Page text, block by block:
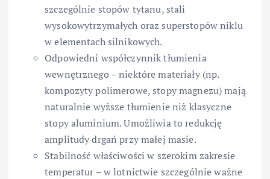
szczególnie stopów tytanu, stali
wysokowytrzymałych oraz superstopów niklu
w elementach silnikowych.
Odpowiedni współczynnik tłumienia
wewnętrznego – niektóre materiały (np.
kompozyty polimerowe, stopy magnezu) mają
naturalnie wyższe tłumienie niż klasyczne
stopy aluminium. Umożliwia to redukcję
amplitudy drgań przy małej masie.
Stabilność właściwości w szerokim zakresie
temperatur – w lotnictwie szczególnie ważne